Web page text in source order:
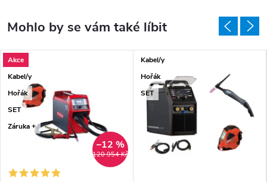
Akce
Kabel/y
Hořák
SET
Záruka +
120 954 Kč
–12 %
Kabel/y
Hořák
SET